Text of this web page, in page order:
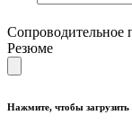
Сопроводительное
Резюме
Нажмите, чтобы загрузить